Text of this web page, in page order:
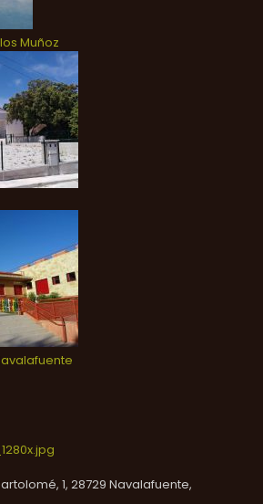
Muñoz
1, 28729 Navalafuente,